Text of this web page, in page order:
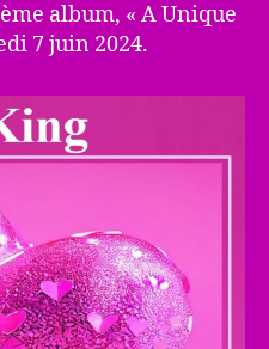
album, « A Unique
7 juin 2024.